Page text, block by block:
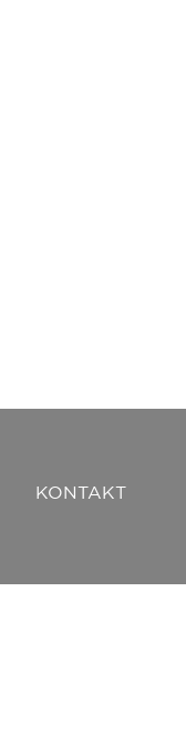
KONTAKT